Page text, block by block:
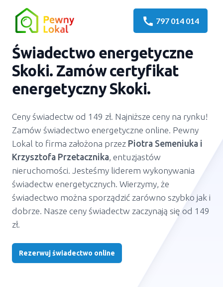
call 797 014 014
Świadectwo energetyczne
Skoki. Zamów certyfikat
energetycznySkoki.
Ceny świadectw od 149 zł. Najniższe ceny na rynku!
Zamów świadectwo energetyczne online. Pewny
Lokal to firma założona przez Piotra Semeniuka i
Krzysztofa Przetacznika, entuzjastów
nieruchomości. Jesteśmy liderem wykonywania
świadectw energetycznych. Wierzymy, że
świadectwo można sporządzić zarówno szybko jak i
dobrze. Nasze ceny świadectw zaczynają się od 149
zł.
Rezerwuj świadectwo online